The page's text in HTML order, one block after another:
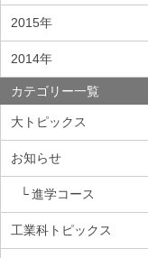
2015年
2014年
カテゴリー一覧
大トピックス
お知らせ
進学コース
工業科トピックス